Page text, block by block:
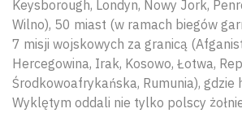
Keysborough, Londyn, Nowy Jork,
Wilno), 50 miast (w ramach biegów
7 misji wojskowych za granicą
Hercegowina, Irak, Kosowo, Łotwa,
Środkowoafrykańska, Rumunia), gdzie
Wyklętym oddali nie tylko polscy